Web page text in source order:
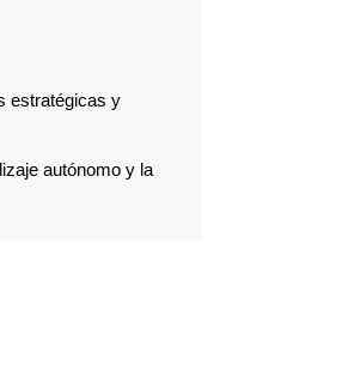
estratégicas y
autónomo y la